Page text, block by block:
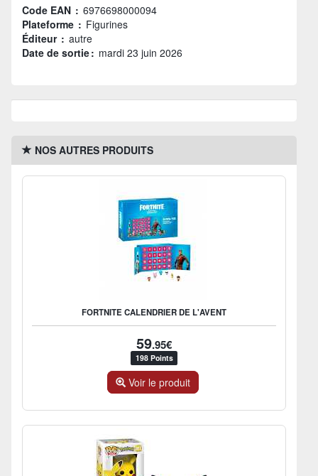
Code EAN : 6976698000094
Plateforme : Figurines
Éditeur : autre
Date de sortie : mardi 23 juin 2026
NOS AUTRES PRODUITS
FORTNITE CALENDRIER DE L'AVENT
59.95€
198 Points
Voir le produit